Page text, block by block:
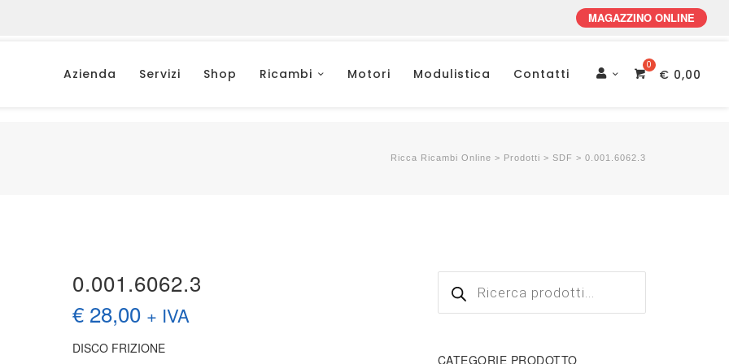
MAGAZZINO ONLINE
Azienda Servizi Shop Ricambi Motori Modulistica Contatti € 0,00
Ricca Ricambi Online > Prodotti > SDF > 0.001.6062.3
0.001.6062.3
€28,00 + IVA
DISCO FRIZIONE
Products
search
CATEGORIE PRODOTTO